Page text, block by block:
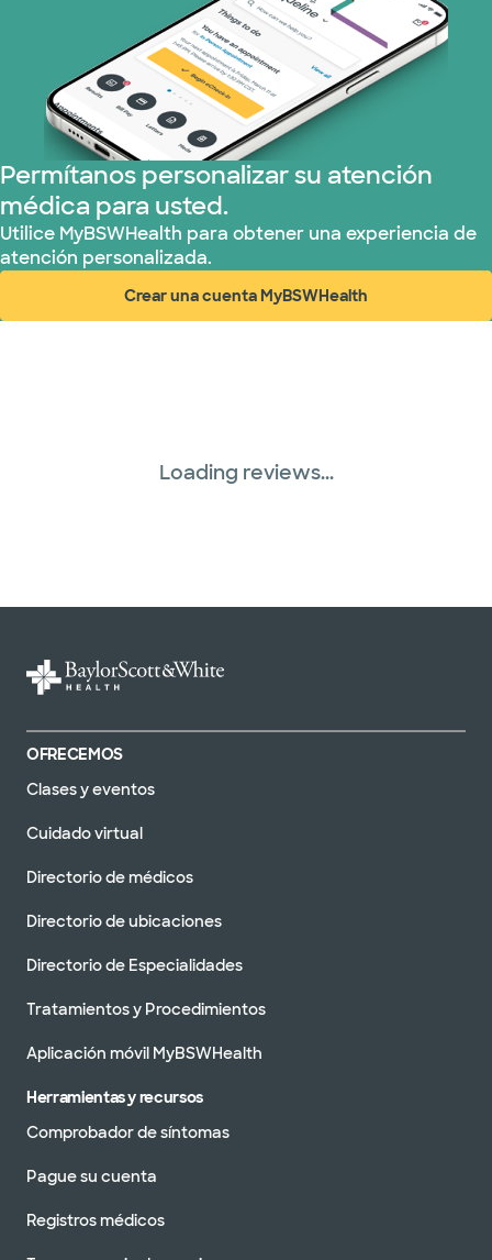
Tricare (3 planes)
United HealthCare (31 planes)
WellMed (15 planes)
Permítanos personalizar su atención
médica para usted.
Utilice MyBSWHealth para obtener una experiencia de
atención personalizada.
Crear una cuenta MyBSWHealth
(abre en ventana nueva)
Loading reviews...
OFRECEMOS
Clases y eventos
Cuidado virtual
Directorio de médicos
Directorio de ubicaciones
Directorio de Especialidades
Tratamientos y Procedimientos
Aplicación móvil MyBSWHealth
Herramientas y recursos
Comprobador de síntomas
Pague su cuenta
Registros médicos